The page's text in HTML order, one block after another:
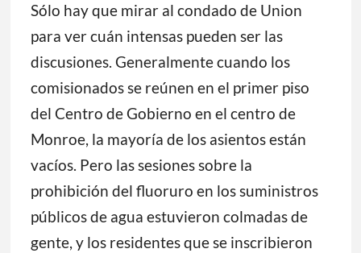
Sólo hay que mirar al condado de Union
para ver cuán intensas pueden ser las
discusiones. Generalmente cuando los
comisionados se reúnen en el primer piso
del Centro de Gobierno en el centro de
Monroe, la mayoría de los asientos están
vacíos. Pero las sesiones sobre la
prohibición del fluoruro en los suministros
públicos de agua estuvieron colmadas de
gente, y los residentes que se inscribieron